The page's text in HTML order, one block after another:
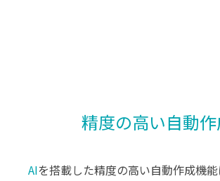
精度の高い自動
AIを搭載した精度の高い自動作成機能